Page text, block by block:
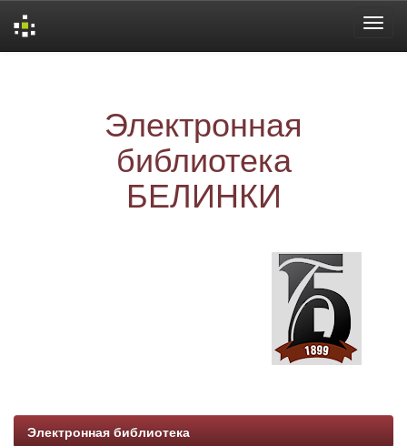
Электронная
библиотека
БЕЛИНКИ
Электронная библиотека